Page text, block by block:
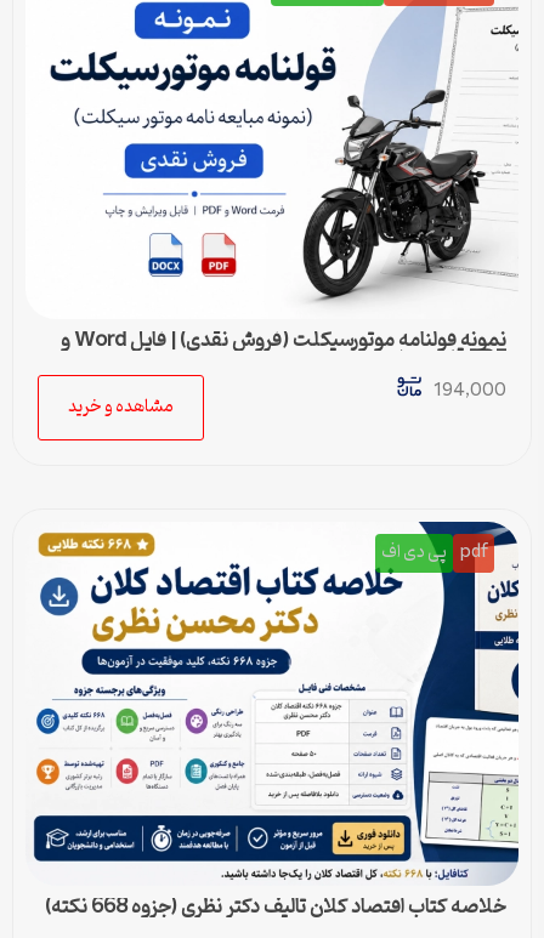
نمونه قولنامه موتورسیکلت (فروش نقدی) | فایل Word و
PDF قابل ویرایش
194,000
مشاهده و خرید
pdf پی دی اف
خلاصه کتاب اقتصاد کلان تالیف دکتر نظری (جزوه 668 نکته)